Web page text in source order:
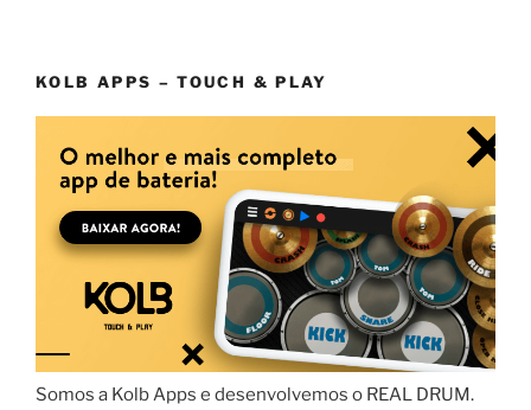
KOLB APPS – TOUCH & PLAY
Somos a Kolb Apps e desenvolvemos o REAL DRUM.